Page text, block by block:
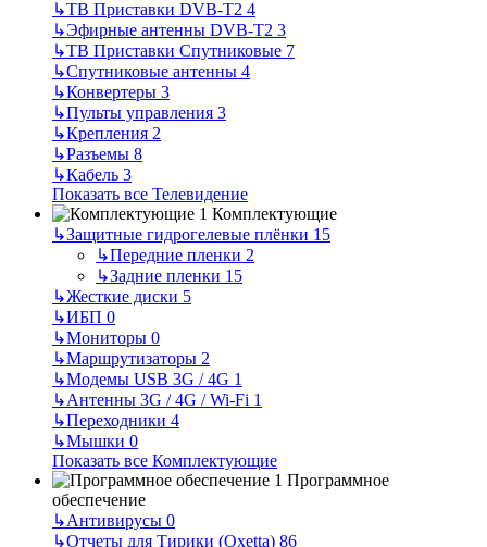
↳ТВ Приставки DVB-T2 4
↳Эфирные антенны DVB-T2 3
↳ТВ Приставки Спутниковые 7
↳Спутниковые антенны 4
↳Конвертеры 3
↳Пульты управления 3
↳Крепления 2
↳Разъемы 8
↳Кабель 3
Показать все Телевидение
Комплектующие
↳Защитные гидрогелевые плёнки 15
↳Передние пленки 2
↳Задние пленки 15
↳Жесткие диски 5
↳ИБП 0
↳Мониторы 0
↳Маршрутизаторы 2
↳Модемы USB 3G / 4G 1
↳Антенны 3G / 4G / Wi-Fi 1
↳Переходники 4
↳Мышки 0
Показать все Комплектующие
Программное
обеспечение
↳Антивирусы 0
↳Отчеты для Тирики (Oxetta) 86